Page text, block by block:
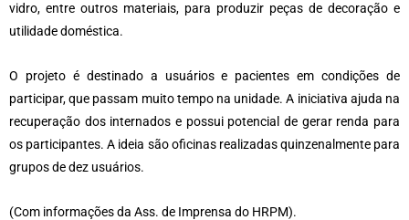
vidro, entre outros materiais, para produzir peças de decoração e
utilidade doméstica.
O projeto é destinado a usuários e pacientes em condições de
participar, que passam muito tempo na unidade. A iniciativa ajuda na
recuperação dos internados e possui potencial de gerar renda para
os participantes. A ideia são oficinas realizadas quinzenalmente para
grupos de dez usuários.
(Com informações da Ass. de Imprensa do HRPM).